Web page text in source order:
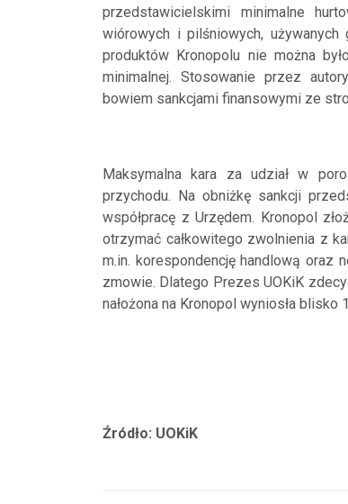
przedstawicielskimi minimalne
wiórowych i pilśniowych,
produktów Kronopolu nie można
minimalnej. Stosowanie przez
bowiem sankcjami finansowymi ze
Maksymalna kara za udział w
przychodu. Na obniżkę sankcji
współpracę z Urzędem. Kronopol
otrzymać całkowitego zwolnienia z
m.in. korespondencję handlową oraz
zmowie. Dlatego Prezes UOKiK
nałożona na Kronopol wyniosła blisko
Źródło: UOKiK